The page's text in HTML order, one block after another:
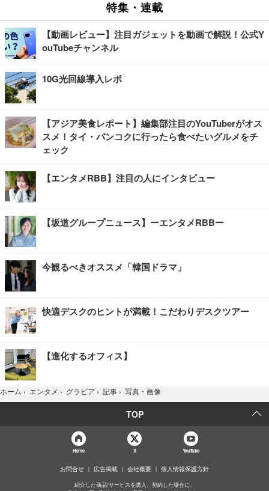
特集・連載
【動画レビュー】注目ガジェットを動画で解説！公式Y
ouTubeチャンネル
10G光回線導入レポ
【アジア美食レポート】編集部注目のYouTuberがオス
スメ！タイ・バンコクに行ったら食べたいグルメをチ
ェック
【エンタメRBB】注目の人にインタビュー
【坂道グループニュース】ーエンタメRBBー
今観るべきオススメ「韓国ドラマ」
快適デスクのヒントが満載！こだわりデスクツアー
【進化するオフィス】
ホーム › エンタメ › グラビア › 記事 › 写真・画像
TOP
Home X YouTube
お問合せ 広告掲載 会社概要 個人情報保護方針
紹介した商品/サービスを購入、契約した場合に、